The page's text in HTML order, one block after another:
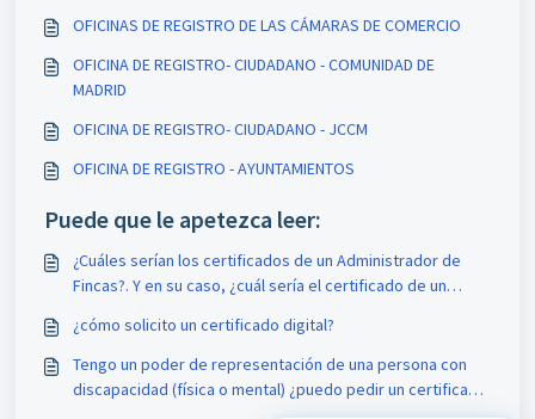
OFICINAS DE REGISTRO DE LAS CÁMARAS DE COMERCIO
OFICINA DE REGISTRO- CIUDADANO - COMUNIDAD DE
MADRID
OFICINA DE REGISTRO- CIUDADANO - JCCM
OFICINA DE REGISTRO - AYUNTAMIENTOS
Puede que le apetezca leer:
¿Cuáles serían los certificados de un Administrador de
Fincas?. Y en su caso, ¿cuál sería el certificado de un
¿cómo solicito un certificado digital?
Tengo un poder de representación de una persona con
discapacidad (física o mental) ¿puedo pedir un certificado